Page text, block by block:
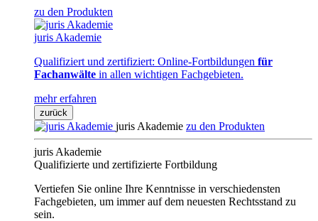
zu den Produkten
juris Akademie
Qualifiziert und zertifiziert: Online-Fortbildungen für
Fachanwälte in allen wichtigen Fachgebieten.
mehr erfahren
zurück
juris Akademie zu den Produkten
juris Akademie
Qualifizierte und zertifizierte Fortbildung
Vertiefen Sie online Ihre Kenntnisse in verschiedensten
Fachgebieten, um immer auf dem neuesten Rechtsstand zu
sein.